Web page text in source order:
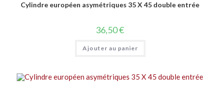
Cylindre européen asymétriques 35 X 45 double entrée
36,50€
Ajouter au panier